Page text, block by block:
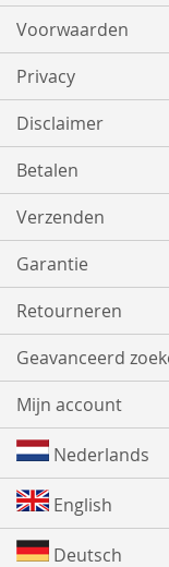
Voorwaarden
Privacy
Disclaimer
Betalen
Verzenden
Garantie
Retourneren
Geavanceerd
Mijn account
Nederlands
English
Deutsch